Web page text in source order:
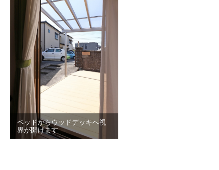
ベッドからウッドデッキへ視
界が開けます